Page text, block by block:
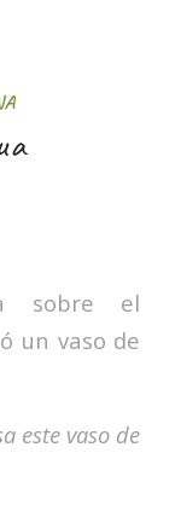
sobre el
un vaso de
este vaso de